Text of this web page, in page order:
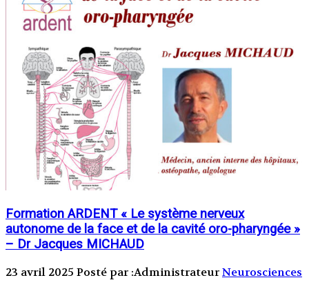
Formation ARDENT « Le système nerveux
autonome de la face et de la cavité oro-pharyngée »
– Dr Jacques MICHAUD
23 avril 2025 Posté par :AdministrateurNeurosciences